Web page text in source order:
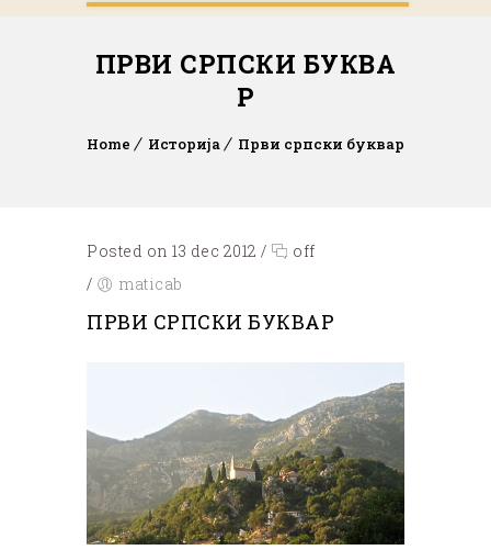
ПРВИ СРПСКИ БУКВА
Р
Home Историја Први српски буквар
Posted on 13 dec 2012 /
off
/
maticab
ПРВИ СРПСКИ БУКВАР